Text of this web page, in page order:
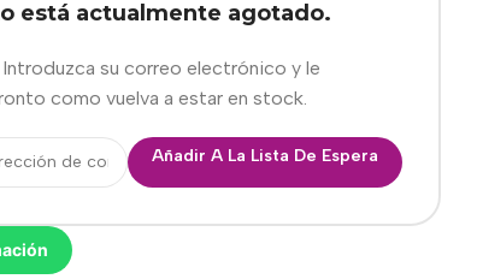
está actualmente agotado.
Introduzca su correo electrónico y le
como vuelva a estar en stock.
Añadir A La Lista De Espera